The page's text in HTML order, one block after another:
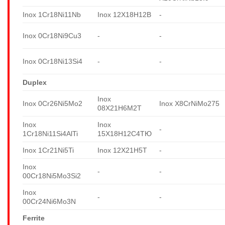
Inox 1Cr18Ni11Nb Inox 12X18H12B -
Inox 0Cr18Ni9Cu3 - -
Inox 0Cr18Ni13Si4 - -
Duplex
Inox 0Cr26Ni5Mo2
Inox
08X21H6M2T
Inox X8CrNiMo275
Inox
1Cr18Ni11Si4AlTi
Inox
15X18H12C4TЮ
-
Inox 1Cr21Ni5Ti Inox 12X21H5T -
Inox
00Cr18Ni5Mo3Si2
- -
Inox
00Cr24Ni6Mo3N
- -
Ferrite